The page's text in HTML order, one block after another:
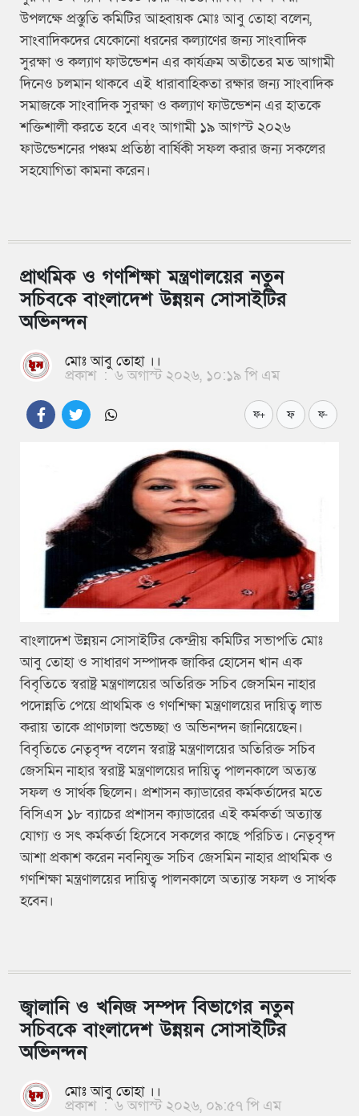
উপলক্ষে প্রস্তুতি কমিটির আহ্বায়ক মোঃ আবু তোহা বলেন,
সাংবাদিকদের যেকোনো ধরনের কল্যাণের জন্য সাংবাদিক
সুরক্ষা ও কল্যাণ ফাউন্ডেশন এর কার্যক্রম অতীতের মত আগামী
দিনেও চলমান থাকবে এই ধারাবাহিকতা রক্ষার জন্য সাংবাদিক
সমাজকে সাংবাদিক সুরক্ষা ও কল্যাণ ফাউন্ডেশন এর হাতকে
শক্তিশালী করতে হবে এবং আগামী ১৯ আগস্ট ২০২৬
ফাউন্ডেশনের পঞ্চম প্রতিষ্ঠা বার্ষিকী সফল করার জন্য সকলের
সহযোগিতা কামনা করেন।
প্রাথমিক ও গণশিক্ষা মন্ত্রণালয়ের নতুন
সচিবকে বাংলাদেশ উন্নয়ন সোসাইটির
অভিনন্দন
মোঃ আবু তোহা ।।
প্রকাশ : ৬ অগাস্ট ২০২৬, ১০:১৯ পি এম
ফ+ ফ ফ-
বাংলাদেশ উন্নয়ন সোসাইটির কেন্দ্রীয় কমিটির সভাপতি মোঃ
আবু তোহা ও সাধারণ সম্পাদক জাকির হোসেন খান এক
বিবৃতিতে স্বরাষ্ট্র মন্ত্রণালয়ের অতিরিক্ত সচিব জেসমিন নাহার
পদোন্নতি পেয়ে প্রাথমিক ও গণশিক্ষা মন্ত্রণালয়ের দায়িত্ব লাভ
করায় তাকে প্রাণঢালা শুভেচ্ছা ও অভিনন্দন জানিয়েছেন।
বিবৃতিতে নেতৃবৃন্দ বলেন স্বরাষ্ট্র মন্ত্রণালয়ের অতিরিক্ত সচিব
জেসমিন নাহার স্বরাষ্ট্র মন্ত্রণালয়ের দায়িত্ব পালনকালে অত্যন্ত
সফল ও সার্থক ছিলেন। প্রশাসন ক্যাডারের কর্মকর্তাদের মতে
বিসিএস ১৮ ব্যাচের প্রশাসন ক্যাডারের এই কর্মকর্তা অত্যান্ত
যোগ্য ও সৎ কর্মকর্তা হিসেবে সকলের কাছে পরিচিত। নেতৃবৃন্দ
আশা প্রকাশ করেন নবনিযুক্ত সচিব জেসমিন নাহার প্রাথমিক ও
গণশিক্ষা মন্ত্রণালয়ের দায়িত্ব পালনকালে অত্যান্ত সফল ও সার্থক
হবেন।
জ্বালানি ও খনিজ সম্পদ বিভাগের নতুন
সচিবকে বাংলাদেশ উন্নয়ন সোসাইটির
অভিনন্দন
মোঃ আবু তোহা ।।
প্রকাশ : ৬ অগাস্ট ২০২৬, ০৯:৫৭ পি এম